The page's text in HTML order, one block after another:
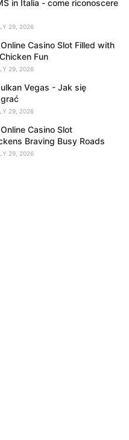
in Italia - come riconoscere
29, 2026
Casino Slot Filled with
Fun
29, 2026
Vegas - Jak się
29, 2026
Casino Slot
Braving Busy Roads
29, 2026